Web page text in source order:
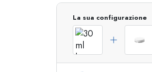
La sua configurazione